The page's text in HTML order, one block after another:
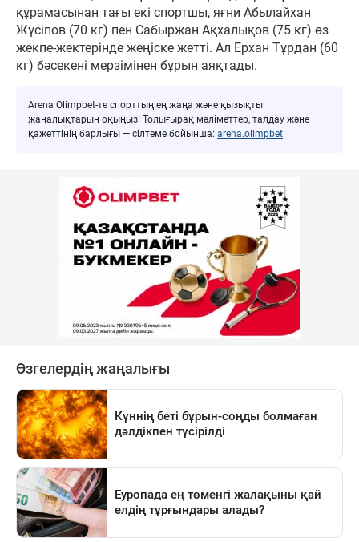
құрамасынан тағы екі спортшы, яғни Абылайхан
Жүсіпов (70 кг) пен Сабыржан Ақхалықов (75 кг) өз
жекпе-жектерінде жеңіске жетті. Ал Ерхан Тұрдан (60
кг) бәсекені мерзімінен бұрын аяқтады.
Arena Olimpbet-те спорттың ең жаңа және қызықты
жаңалықтарын оқыңыз! Толығырақ мәліметтер, талдау және
қажеттінің барлығы — сілтеме бойынша: arena.olimpbet